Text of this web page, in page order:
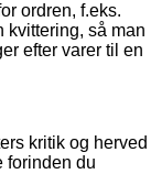
ordren, f.eks.
kvittering, så man
efter varer til en
kritik og herved
forinden du